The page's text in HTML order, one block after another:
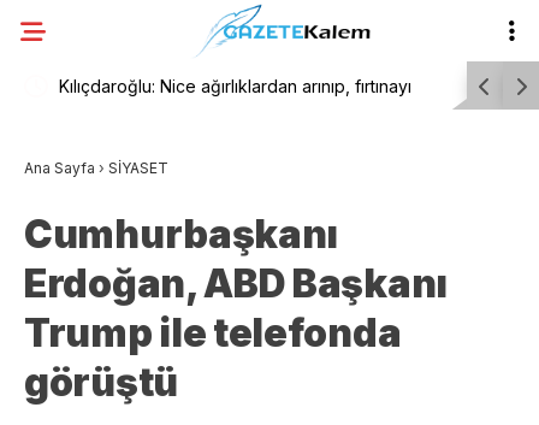
Kılıçdaroğlu: Nice ağırlıklardan arınıp, fırtınayı YENİ
Ana Sayfa › SİYASET
Cumhurbaşkanı
Erdoğan, ABD Başkanı
Trump ile telefonda
görüştü